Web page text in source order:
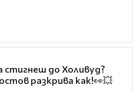
стигнеш до Холивуд?
разкрива как!👀💥